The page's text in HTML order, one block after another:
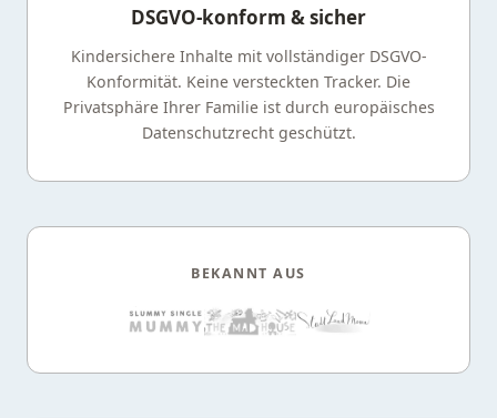
DSGVO-konform & sicher
Kindersichere Inhalte mit vollständiger DSGVO-
Konformität. Keine versteckten Tracker. Die
Privatsphäre Ihrer Familie ist durch europäisches
Datenschutzrecht geschützt.
BEKANNT AUS